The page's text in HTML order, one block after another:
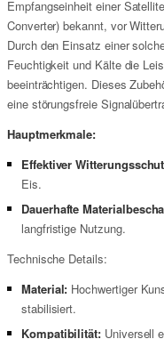
Empfangseinheit einer
Converter) bekannt, vor
Durch den Einsatz einer
Feuchtigkeit und Kälte die
beeinträchtigen. Dieses
eine störungsfreie
Hauptmerkmale:
Effektiver
Eis.
Dauerhafte
langfristige Nutzung.
Technische Details:
Material: Hochwertiger
stabilisiert.
Kompatibilität: Universell